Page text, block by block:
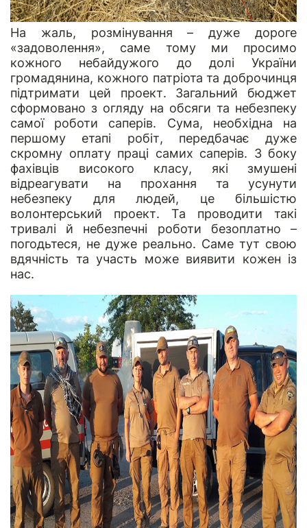
На жаль, розмінування – дуже дороге
«задоволення», саме тому ми просимо
кожного небайдужого до долі України
громадянина, кожного патріота та доброчинця
підтримати цей проект. Загальний бюджет
сформовано з огляду на обсяги та небезпеку
самої роботи саперів. Сума, необхідна на
першому етапі робіт, передбачає дуже
скромну оплату праці самих саперів. З боку
фахівців високого класу, які змушені
відреагувати на прохання та усунути
небезпеку для людей, це більшістю
волонтерський проект. Та проводити такі
тривалі й небезпечні роботи безоплатно –
погодьтеся, не дуже реально. Саме тут свою
вдячність та участь може виявити кожен із
нас.